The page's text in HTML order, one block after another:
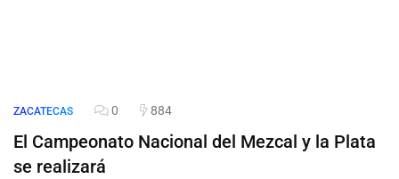
ZACATECAS 0 884
El Campeonato Nacional del Mezcal y la Plata
se realizará